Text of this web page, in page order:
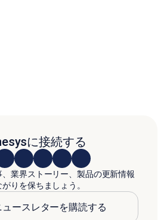
に接続する
、業界ストーリー、製品の更新情報
りを保ちましょう。
ュースレターを購読する